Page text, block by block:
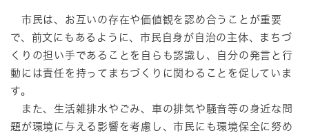
市民は、お互いの存在や価値観を認め合うことが重要
で、前文にもあるように、市民自身が自治の主体、まちづ
くりの担い手であることを自らも認識し、自分の発言と行
動には責任を持ってまちづくりに関わることを促していま
す。
また、生活雑排水やごみ、車の排気や騒音等の身近な問
題が環境に与える影響を考慮し、市民にも環境保全に努め